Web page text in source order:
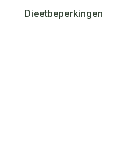
Dieetbeperkingen